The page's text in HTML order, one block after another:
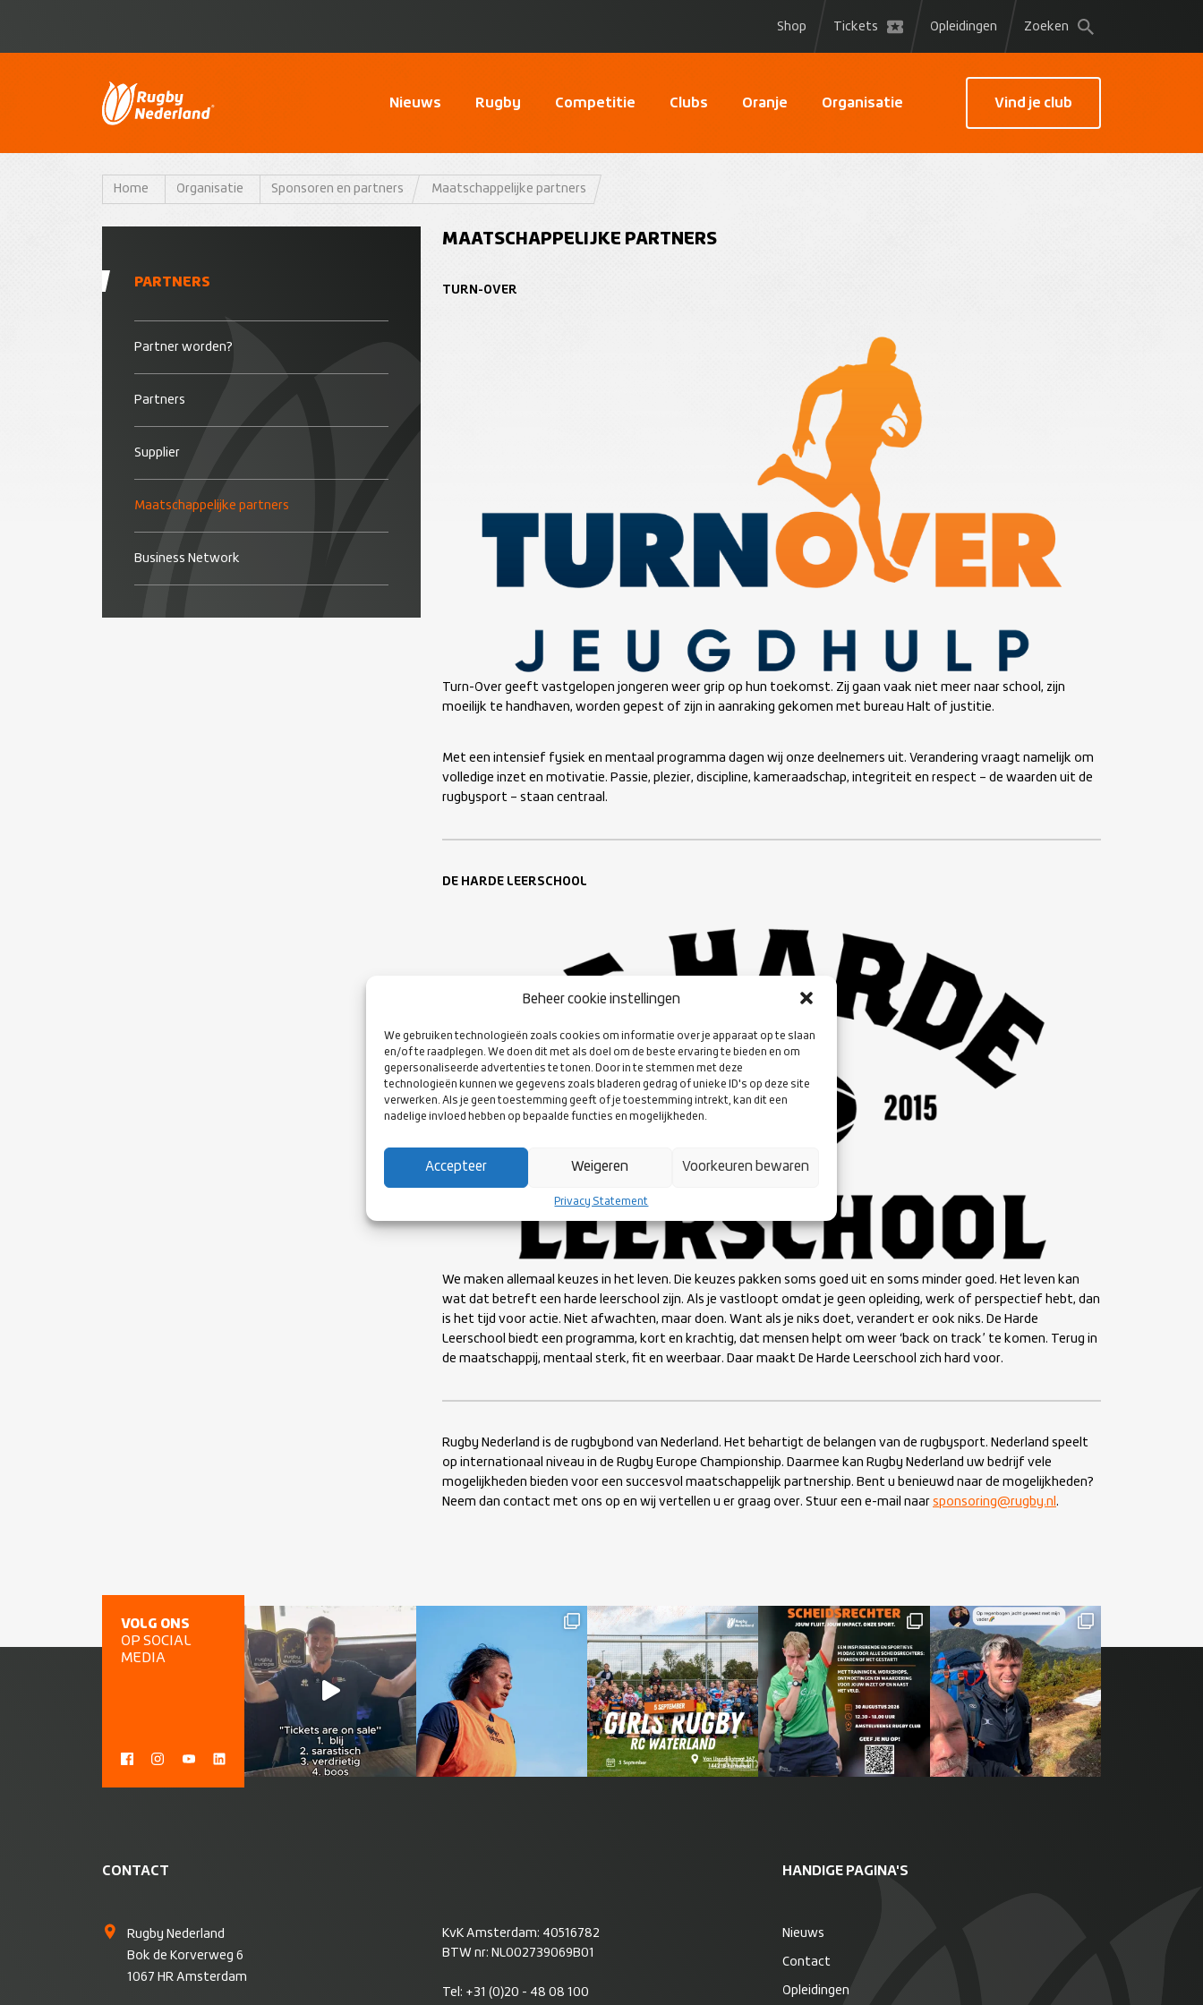
Beheer cookie instellingen
We gebruiken technologieën zoals cookies om informatie over je apparaat op te slaan
en/of te raadplegen. We doen dit met als doel om de beste ervaring te bieden en om
gepersonaliseerde advertenties te tonen. Door in te stemmen met deze
technologieën kunnen we gegevens zoals bladeren gedrag of unieke ID's op deze site
verwerken. Als je geen toestemming geeft of je toestemming intrekt, kan dit een
nadelige invloed hebben op bepaalde functies en mogelijkheden.
Accepteer Weigeren Voorkeuren bewaren
Privacy Statement
Shop Tickets Opleidingen Zoeken
Nieuws Rugby Competitie Clubs Oranje Organisatie Vind je club
Home Organisatie Sponsoren en partners Maatschappelijke partners
PARTNERS
Partner worden?
Partners
Supplier
Maatschappelijke partners
Business Network
MAATSCHAPPELIJKE PARTNERS
TURN-OVER
Turn-Over geeft vastgelopen jongeren weer grip op hun toekomst. Zij gaan vaak niet meer naar school, zijn
moeilijk te handhaven, worden gepest of zijn in aanraking gekomen met bureau Halt of justitie.
Met een intensief fysiek en mentaal programma dagen wij onze deelnemers uit. Verandering vraagt namelijk om
volledige inzet en motivatie. Passie, plezier, discipline, kameraadschap, integriteit en respect – de waarden uit de
rugbysport – staan centraal.
DE HARDE LEERSCHOOL
We maken allemaal keuzes in het leven. Die keuzes pakken soms goed uit en soms minder goed. Het leven kan
wat dat betreft een harde leerschool zijn. Als je vastloopt omdat je geen opleiding, werk of perspectief hebt, dan
is het tijd voor actie. Niet afwachten, maar doen. Want als je niks doet, verandert er ook niks. De Harde
Leerschool biedt een programma, kort en krachtig, dat mensen helpt om weer ‘back on track’ te komen. Terug in
de maatschappij, mentaal sterk, fit en weerbaar. Daar maakt De Harde Leerschool zich hard voor.
Rugby Nederland is de rugbybond van Nederland. Het behartigt de belangen van de rugbysport. Nederland speelt
op internationaal niveau in de Rugby Europe Championship. Daarmee kan Rugby Nederland uw bedrijf vele
mogelijkheden bieden voor een succesvol maatschappelijk partnership. Bent u benieuwd naar de mogelijkheden?
Neem dan contact met ons op en wij vertellen u er graag over. Stuur een e-mail naar sponsoring@rugby.nl .
VOLG ONS
OP SOCIAL
MEDIA
CONTACT
Rugby Nederland
Bok de Korverweg 6
1067 HR Amsterdam
KvK Amsterdam: 40516782
BTW nr: NL002739069B01
Tel: +31 (0)20 - 48 08 100
HANDIGE PAGINA'S
Nieuws
Contact
Opleidingen